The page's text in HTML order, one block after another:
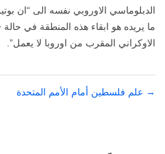
ما يريده هو ابقاء هذه المنطقة في حالة
الاوكراني المقرب من اوروبا لا يعمل”.
تصفّح
→ علم فلسطين أمام الأمم المتحدة